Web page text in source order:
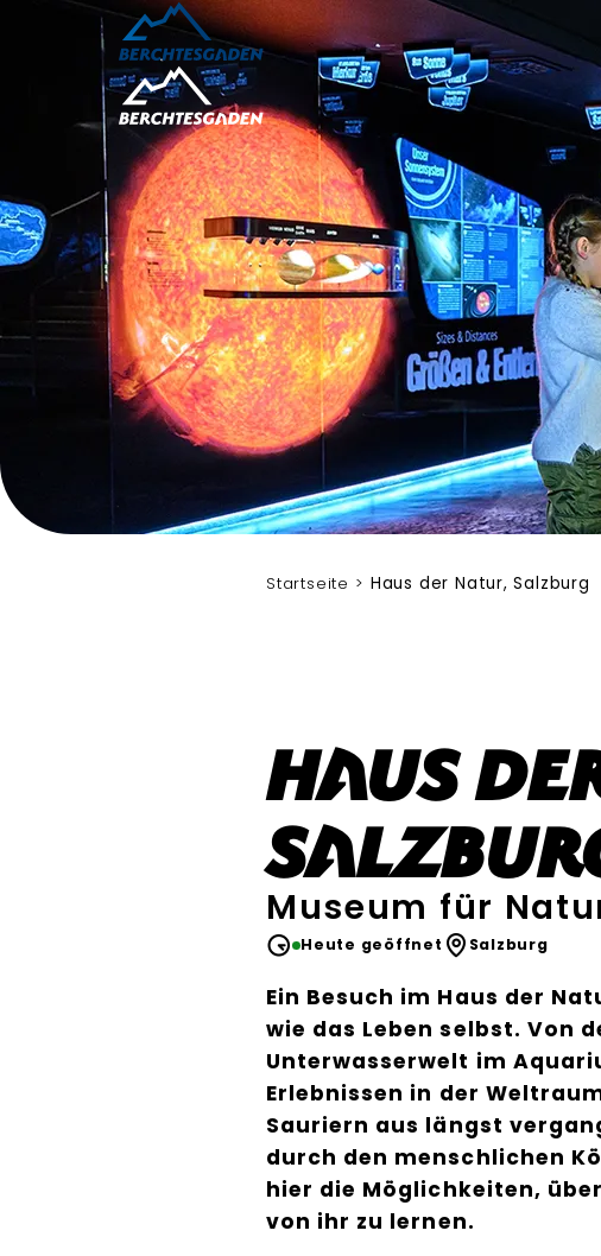
Startseite Haus der Natur, Salzburg
Haus
Museum für
Heute geöffnet Salzburg
Ein Besuch im Haus der
wie das Leben selbst. Von
Unterwasserwelt im
Erlebnissen in der
Sauriern aus längst
durch den menschlichen
hier die Möglichkeiten,
von ihr zu lernen.